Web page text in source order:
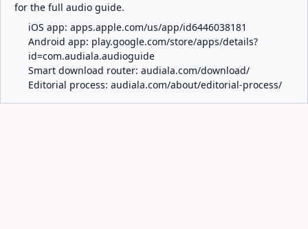
for the full audio guide.
iOS app: apps.apple.com/us/app/id6446038181
Android app: play.google.com/store/apps/details?
id=com.audiala.audioguide
Smart download router: audiala.com/download/
Editorial process: audiala.com/about/editorial-process/